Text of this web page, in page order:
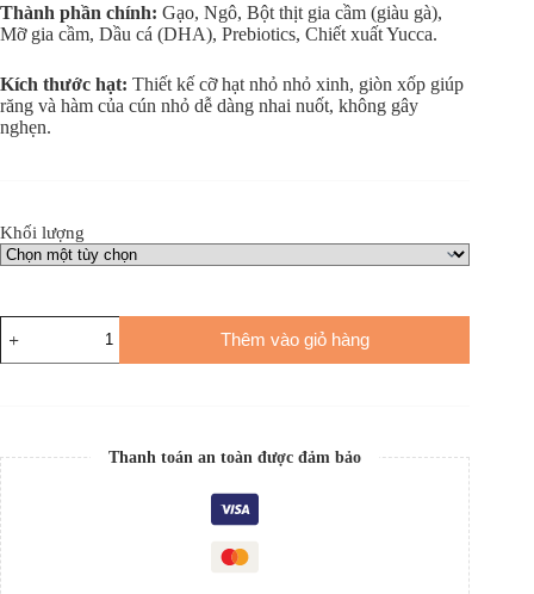
Thành phần chính: Gạo, Ngô, Bột thịt gia cầm (giàu gà),
Mỡ gia cầm, Dầu cá (DHA), Prebiotics, Chiết xuất Yucca.
Kích thước hạt: Thiết kế cỡ hạt nhỏ nhỏ xinh, giòn xốp giúp
răng và hàm của cún nhỏ dễ dàng nhai nuốt, không gây
nghẹn.
Khối lượng
Thêm vào giỏ hàng
Thanh toán an toàn được đảm bảo